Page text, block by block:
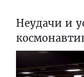
Неудачи и